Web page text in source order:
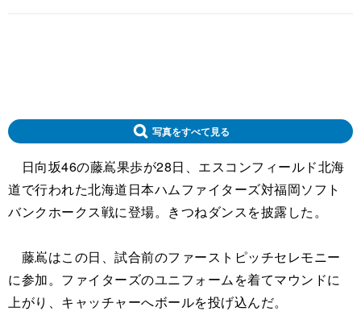
写真をすべて見る
日向坂46の藤嶌果歩が28日、エスコンフィールド北海
道で行われた北海道日本ハムファイターズ対福岡ソフト
バンクホークス戦に登場。きつねダンスを披露した。
藤嶌はこの日、試合前のファーストピッチセレモニー
に参加。ファイターズのユニフォームを着てマウンドに
上がり、キャッチャーへボールを投げ込んだ。